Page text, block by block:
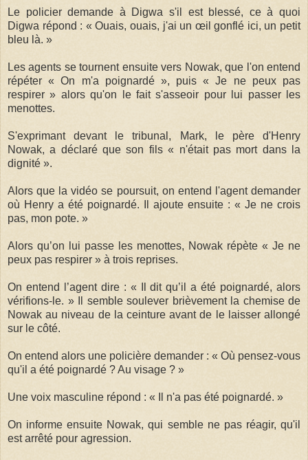
Le policier demande à Digwa s'il est blessé, ce à quoi
Digwa répond : « Ouais, ouais, j'ai un œil gonflé ici, un petit
bleu là. »
Les agents se tournent ensuite vers Nowak, que l'on entend
répéter « On m'a poignardé », puis « Je ne peux pas
respirer » alors qu'on le fait s'asseoir pour lui passer les
menottes.
S'exprimant devant le tribunal, Mark, le père d'Henry
Nowak, a déclaré que son fils « n'était pas mort dans la
dignité ».
Alors que la vidéo se poursuit, on entend l'agent demander
où Henry a été poignardé. Il ajoute ensuite : « Je ne crois
pas, mon pote. »
Alors qu’on lui passe les menottes, Nowak répète « Je ne
peux pas respirer » à trois reprises.
On entend l’agent dire : « Il dit qu’il a été poignardé, alors
vérifions-le. » Il semble soulever brièvement la chemise de
Nowak au niveau de la ceinture avant de le laisser allongé
sur le côté.
On entend alors une policière demander : « Où pensez-vous
qu'il a été poignardé ? Au visage ? »
Une voix masculine répond : « Il n'a pas été poignardé. »
On informe ensuite Nowak, qui semble ne pas réagir, qu'il
est arrêté pour agression.